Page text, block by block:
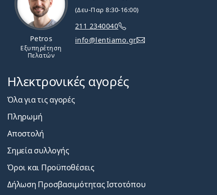
Petros
Εξυπηρέτηση
Πελατών
(Δευ-Παρ 8:30-16:00)
211 2340040
info@lentiamo.gr
Ηλεκτρονικές αγορές
Όλα για τις αγορές
Πληρωμή
Αποστολή
Σημεία συλλογής
Όροι και Προϋποθέσεις
Δήλωση Προσβασιμότητας Ιστοτόπου